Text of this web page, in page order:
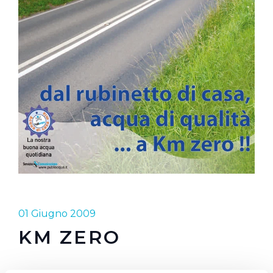
01 Giugno 2009
KM ZERO